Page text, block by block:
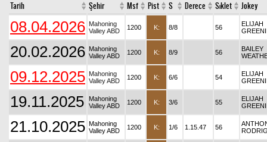
Tarih Şehir Msf Pist S Derece Sıklet Jokey
08.04.2026 Mahoning
Valley ABD
1200 K: 8/8 56
ELIJAH
20.02.2026 Mahoning
Valley ABD
1200 K: 8/9 56
BAILEY
09.12.2025 Mahoning
Valley ABD
1200 K: 6/6 54
ELIJAH
19.11.2025
Mahoning
Valley ABD
1200 K: 3/6 55
ELIJAH
21.10.2025 Mahoning
Valley ABD
1200 K: 1/6 1.15.47 56